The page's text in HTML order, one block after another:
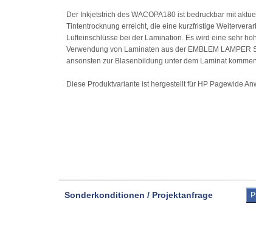
Der Inkjetstrich des WACOPA180 ist bedruckbar mit
Tintentrocknung erreicht, die eine kurzfristige
Lufteinschlüsse bei der Lamination. Es wird eine sehr
Verwendung von Laminaten aus der EMBLEM
ansonsten zur Blasenbildung unter dem Laminat
Diese Produktvariante ist hergestellt für HP Pagewide
Sonderkonditionen / Projektanfrage